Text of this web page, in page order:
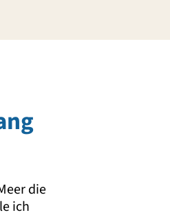
die
ich